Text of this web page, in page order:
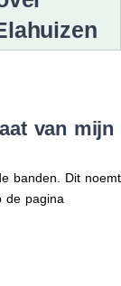
van mijn
banden. Dit noemt
de pagina